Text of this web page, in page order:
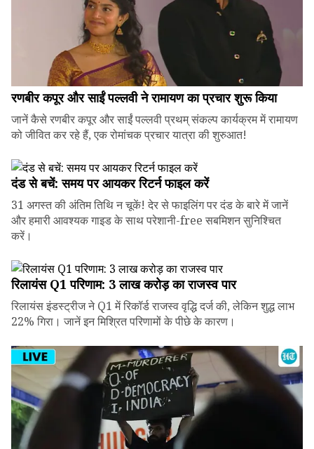
रणबीर कपूर और साईं पल्लवी ने रामायण का प्रचार शुरू किया
जानें कैसे रणबीर कपूर और साईं पल्लवी प्रथम् संकल्प कार्यक्रम में रामायण
को जीवित कर रहे हैं, एक रोमांचक प्रचार यात्रा की शुरुआत!
दंड से बचें: समय पर आयकर रिटर्न फाइल करें
31 अगस्त की अंतिम तिथि न चूकें! देर से फाइलिंग पर दंड के बारे में जानें
और हमारी आवश्यक गाइड के साथ परेशानी-free सबमिशन सुनिश्चित
करें।
रिलायंस Q1 परिणाम: ₹3 लाख करोड़ का राजस्व पार
रिलायंस इंडस्ट्रीज ने Q1 में रिकॉर्ड राजस्व वृद्धि दर्ज की, लेकिन शुद्ध लाभ
22% गिरा। जानें इन मिश्रित परिणामों के पीछे के कारण।